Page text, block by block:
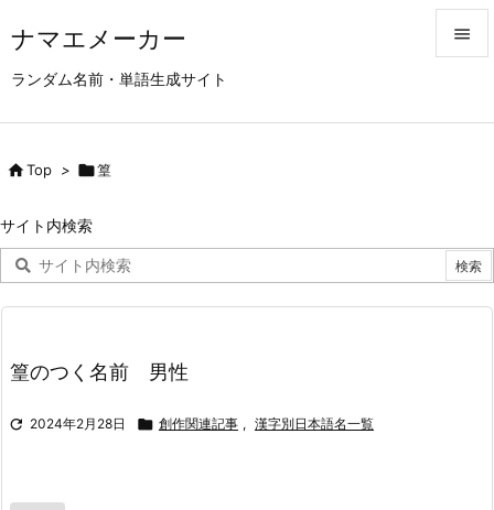
ナマエメーカー
ランダム名前・単語生成サイト


次へ

Top > 篁
サイト内検索
篁のつく名前 男性
 2024年2月28日  創作関連記事 , 漢字別日本語名一覧